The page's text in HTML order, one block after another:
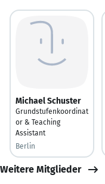
Michael Schuster
Grundstufenkoordinat
or & Teaching
Assistant
Berlin
Weitere Mitglieder